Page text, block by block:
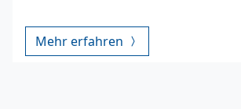
Mehr erfahren